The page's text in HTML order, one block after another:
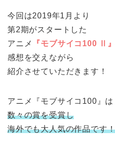
今回は2019年1月より
第2期がスタートした
アニメ
『モブサイコ100 Ⅱ』
感想を交えながら
紹介させていただきます！
アニメ『モブサイコ100』は
数々の賞を受賞し
海外でも大人気の作品です！